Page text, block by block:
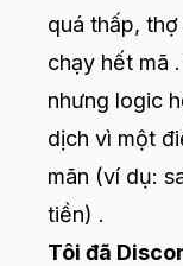
quá thấp,
chạy hết mã
nhưng logic
dịch vì một
mãn (ví dụ:
tiền) .
Tôi đã